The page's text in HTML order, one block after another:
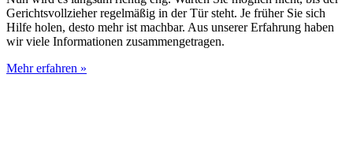
Gerichtsvollzieher regelmäßig in der Tür steht. Je früher Sie sich
Hilfe holen, desto mehr ist machbar. Aus unserer Erfahrung haben
wir viele Informationen zusammengetragen.
Mehr erfahren »